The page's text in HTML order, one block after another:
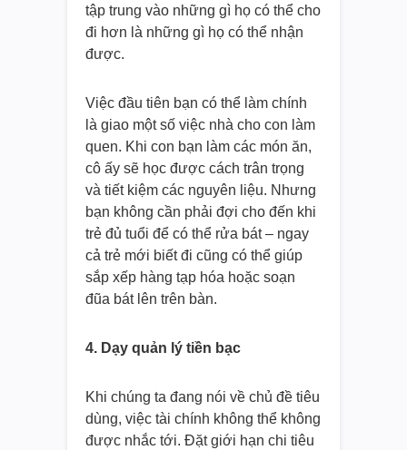
tập trung vào những gì họ có thể cho
đi hơn là những gì họ có thể nhận
được.
Việc đầu tiên bạn có thể làm chính
là giao một số việc nhà cho con làm
quen. Khi con bạn làm các món ăn,
cô ấy sẽ học được cách trân trọng
và tiết kiệm các nguyên liệu. Nhưng
bạn không cần phải đợi cho đến khi
trẻ đủ tuổi để có thể rửa bát – ngay
cả trẻ mới biết đi cũng có thể giúp
sắp xếp hàng tạp hóa hoặc soạn
đũa bát lên trên bàn.
4. Dạy quản lý tiền bạc
Khi chúng ta đang nói về chủ đề tiêu
dùng, việc tài chính không thể không
được nhắc tới. Đặt giới hạn chi tiêu